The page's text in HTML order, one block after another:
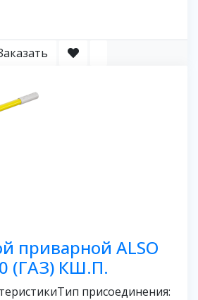
приварной ALSO
(ГАЗ) КШ.П.
присоединения: